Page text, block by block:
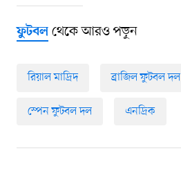
ফুটবলথেকে আরও পড়ুন
রিয়াল মাদ্রিদ ব্রাজিল ফুটবল দল
স্পেন ফুটবল দল এনদ্রিক